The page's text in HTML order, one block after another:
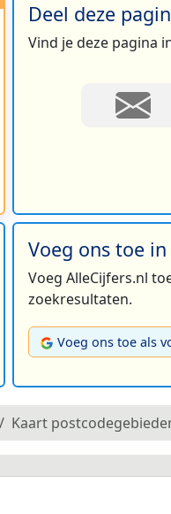
Deel deze
Vind je deze pagina
Voeg ons toe
Voeg AlleCijfers.nl
zoekresultaten.
Voeg ons toe als
Kaart